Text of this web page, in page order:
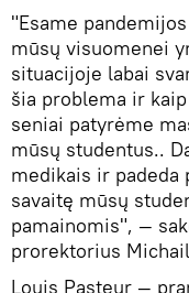
"Esame
mūsų visuomenei
situacijoje labai
šia problema ir
seniai patyrėme
mūsų studentus..
medikais ir padeda
savaitę mūsų
pamainomis", —
prorektorius
Louis Pasteur —